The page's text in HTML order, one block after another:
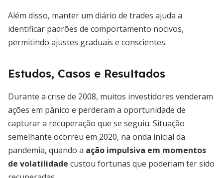
Além disso, manter um diário de trades ajuda a
identificar padrões de comportamento nocivos,
permitindo ajustes graduais e conscientes.
Estudos, Casos e Resultados
Durante a crise de 2008, muitos investidores venderam
ações em pânico e perderam a oportunidade de
capturar a recuperação que se seguiu. Situação
semelhante ocorreu em 2020, na onda inicial da
pandemia, quando a ação impulsiva em momentos
de volatilidade custou fortunas que poderiam ter sido